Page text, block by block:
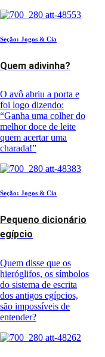
Seção: Jogos & Cia
Quem adivinha?
O avô abriu a porta e
foi logo dizendo:
“Ganha uma colher do
melhor doce de leite
quem acertar uma
charada!”
Seção: Jogos & Cia
Pequeno dicionário
egípcio
Quem disse que os
hieróglifos, os símbolos
do sistema de escrita
dos antigos egípcios,
são impossíveis de
entender?